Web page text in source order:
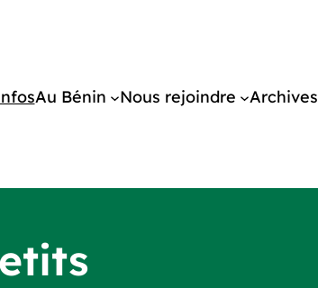
Au Bénin Nous rejoindre Archives